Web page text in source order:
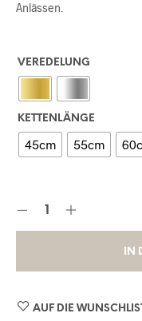
Anlässen.
VEREDELUNG
KETTENLÄNGE
45cm 55cm
IN
AUF DIE